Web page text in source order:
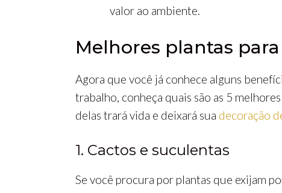
valor ao ambiente.
Melhores plantas
Agora que você já conhece alguns
trabalho, conheça quais são as 5
delas trará vida e deixará sua decoração
1. Cactos e suculentas
Se você procura por plantas que exijam